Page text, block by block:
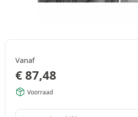
Vanaf
€ 87,48
Voorraad